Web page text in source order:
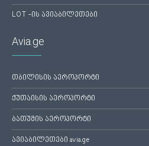
LOT -ის ავიაბილეთები
Avia.ge
თბილისის აეროპორტი
ქუთაისის აეროპორტი
ბათუმის აეროპორტი
ავიაბილეთები avia.ge